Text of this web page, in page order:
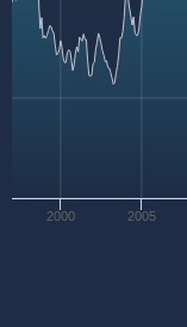
2000 2005